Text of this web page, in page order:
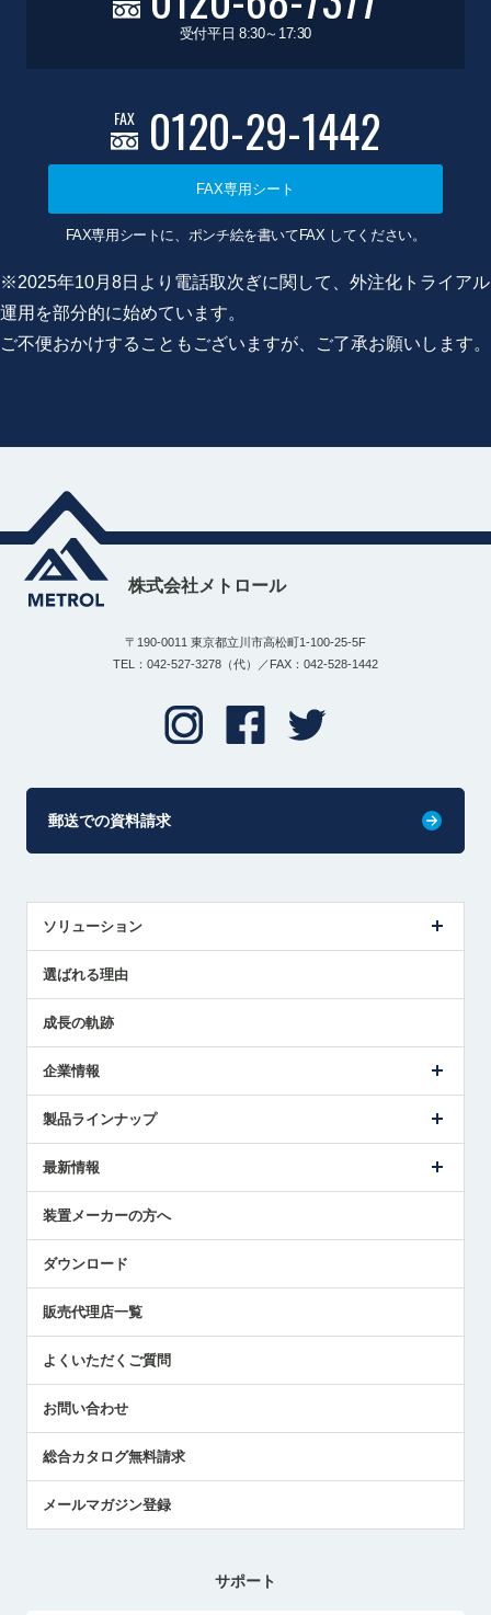
受付平日 8:30～17:30
FAX 0120-29-1442
FAX専用シート
FAX専用シートに、ポンチ絵を書いてFAX してください。
※2025年10月8日より電話取次ぎに関して、外注化トライアル
運用を部分的に始めています。
ご不便おかけすることもございますが、ご了承お願いします。
株式会社メトロール
〒190-0011 東京都立川市高松町1-100-25-5F
TEL：042-527-3278（代）／FAX：042-528-1442
郵送での資料請求
ソリューション
解決策提案
選ばれる理由
成長の軌跡
企業情報
ごあいさつ
受賞履歴
採用情報
国/地域/言語
製品ラインナップ
ツールセッタ製品
エアマイクロセンサ製品
最新情報
メトロールの技術
社員ブログ
中小企業のBCP地震対策
センサのテクニカルガイド
社長ブログ
装置メーカーの方へ
ダウンロード
販売代理店一覧
よくいただくご質問
お問い合わせ
総合カタログ無料請求
メールマガジン登録
サポート